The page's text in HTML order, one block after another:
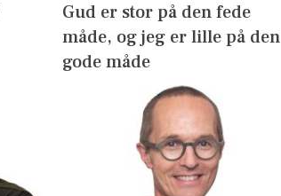
Gud er stor på den fede
måde, og jeg er lille på den
gode måde